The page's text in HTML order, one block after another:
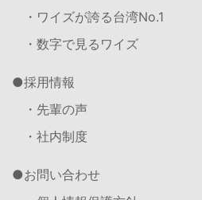
・ワイズが誇る台湾No.1
・数字で見るワイズ
採用情報
・先輩の声
・社内制度
お問い合わせ